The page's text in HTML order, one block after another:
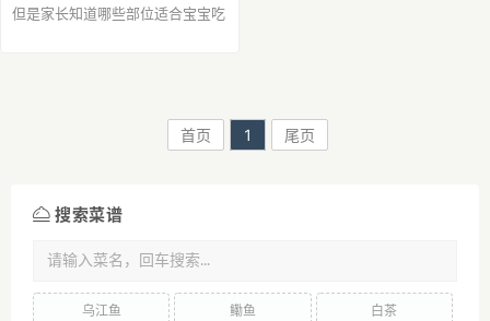
但是家长知道哪些部位适合宝宝吃
首页 1 尾页
搜索菜谱
乌江鱼 鳓鱼 白茶